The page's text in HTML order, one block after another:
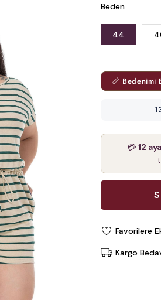
Beden
44
📏 Bedenimi
💳12
Favorilere
Kargo